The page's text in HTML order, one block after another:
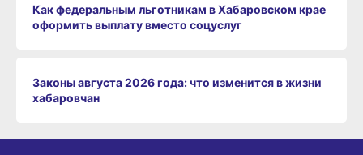
Как федеральным льготникам в Хабаровском крае
оформить выплату вместо соцуслуг
Законы августа 2026 года: что изменится в жизни
хабаровчан